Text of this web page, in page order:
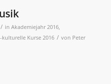
/ in Akademiejahr 2016,
kulturelle Kurse 2016 / von Peter